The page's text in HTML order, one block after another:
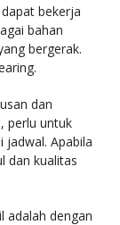
bekerja
bahan
bergerak.
dan
perlu untuk
jadwal. Apabila
dan kualitas
adalah dengan